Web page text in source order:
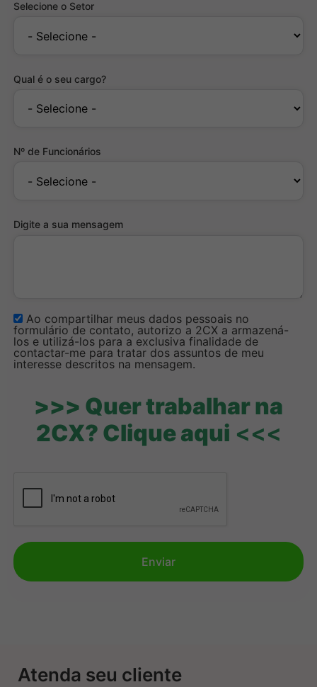
Selecione o Setor
Qual é o seu cargo?
Nº de Funcionários
Digite a sua mensagem
Ao compartilhar meus dados pessoais no
formulário de contato, autorizo a 2CX a armazená-
los e utilizá-los para a exclusiva finalidade de
contactar-me para tratar dos assuntos de meu
interesse descritos na mensagem.
>>> Quer trabalhar na
2CX? Clique aqui <<<
Enviar
Atenda seu cliente